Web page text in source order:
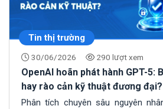
Tin thị trường
30/06/2026 290 lượt xem
OpenAI hoãn phát hành GPT-5:
hay rào cản kỹ thuật đương đại?
Phân tích chuyên sâu nguyên